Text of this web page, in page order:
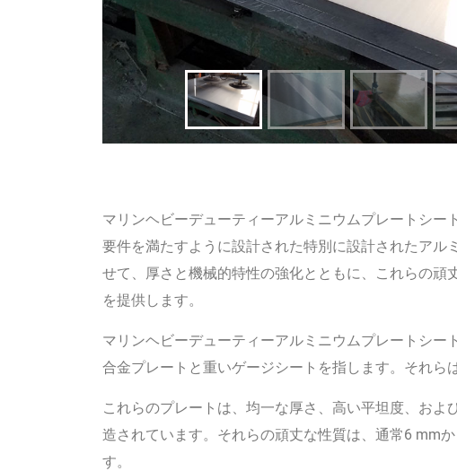
マリンヘビーデューティーアルミニウムプレートシ
要件を満たすように設計された特別に設計されたア
せて、厚さと機械的特性の強化とともに、これらの
を提供します。
マリンヘビーデューティーアルミニウムプレートシ
合金プレートと重いゲージシートを指します。それら
これらのプレートは、均一な厚さ、高い平坦度、お
造されています。それらの頑丈な性質は、通常6 mm
す。